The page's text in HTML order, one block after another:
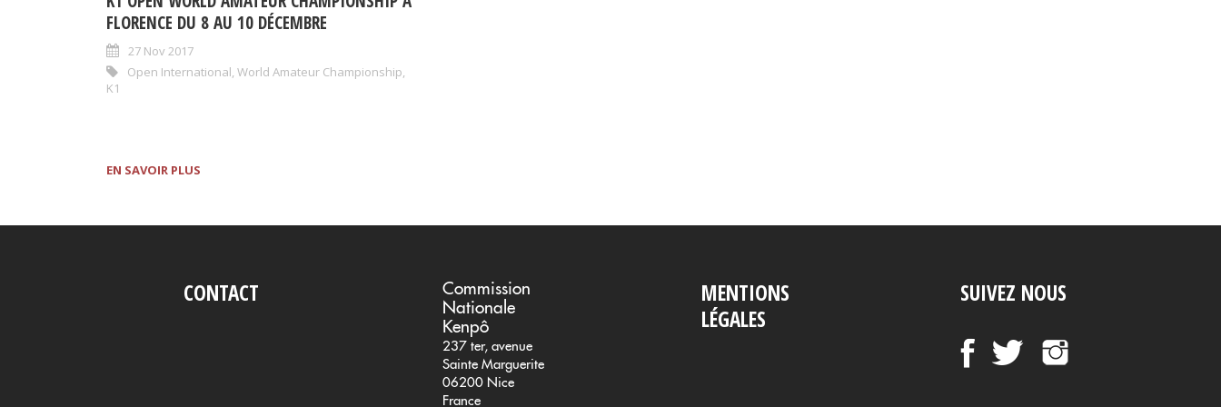
FLORENCE DU 8 AU 10 DÉCEMBRE
27 Nov 2017
Open International World Amateur Championship
K1
EN SAVOIR PLUS
CONTACT
Commission
Nationale
Kenpô
237 ter, avenue
Sainte Marguerite
06200 Nice
France
MENTIONS
LÉGALES
SUIVEZ NOUS